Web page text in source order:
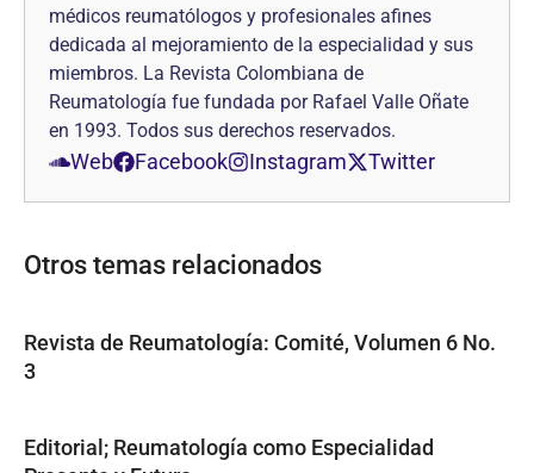
médicos reumatólogos y profesionales afines
dedicada al mejoramiento de la especialidad y sus
miembros. La Revista Colombiana de
Reumatología fue fundada por Rafael Valle Oñate
en 1993. Todos sus derechos reservados.
Web Facebook Instagram Twitter
Otros temas relacionados
Revista de Reumatología: Comité, Volumen 6 No.
3
Editorial; Reumatología como Especialidad